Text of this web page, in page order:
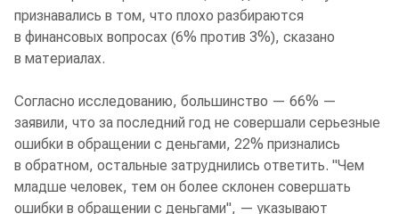
признавались в том, что плохо разбираются
в финансовых вопросах (6% против 3%), сказано
в материалах.
Согласно исследованию, большинство — 66% —
заявили, что за последний год не совершали серьезные
ошибки в обращении с деньгами, 22% признались
в обратном, остальные затруднились ответить. "Чем
младше человек, тем он более склонен совершать
ошибки в обращении с деньгами", — указывают